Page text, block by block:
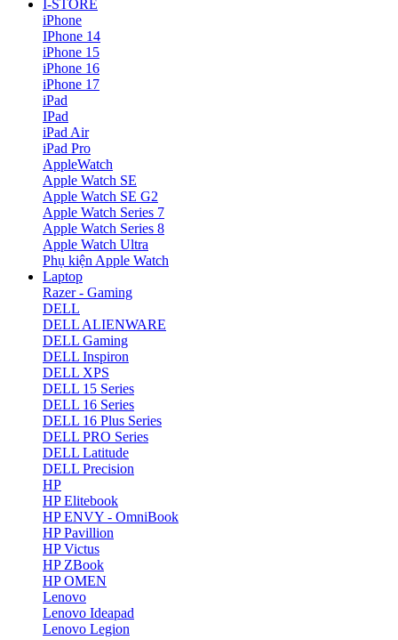
I-STORE
iPhone
IPhone 14
iPhone 15
iPhone 16
iPhone 17
iPad
IPad
iPad Air
iPad Pro
AppleWatch
Apple Watch SE
Apple Watch SE G2
Apple Watch Series 7
Apple Watch Series 8
Apple Watch Ultra
Phụ kiện Apple Watch
Laptop
Razer - Gaming
DELL
DELL ALIENWARE
DELL Gaming
DELL Inspiron
DELL XPS
DELL 15 Series
DELL 16 Series
DELL 16 Plus Series
DELL PRO Series
DELL Latitude
DELL Precision
HP
HP Elitebook
HP ENVY - OmniBook
HP Pavillion
HP Victus
HP ZBook
HP OMEN
Lenovo
Lenovo Ideapad
Lenovo Legion